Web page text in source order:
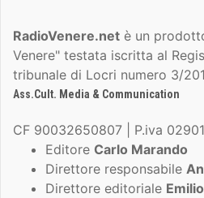
RadioVenere.net è un
Venere" testata iscritta al
tribunale di Locri numero 3/
Ass.Cult. Media & Communication
CF 90032650807 | P.iva
Editore Carlo Marando
Direttore responsabile
Direttore editoriale